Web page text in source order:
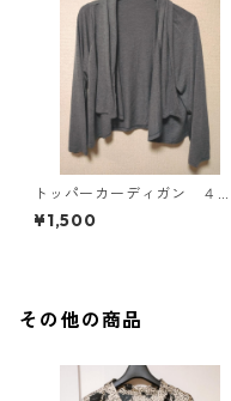
トッパーカーディガン ４
Ｌ グレー KAE-4814
¥1,500
その他の商品